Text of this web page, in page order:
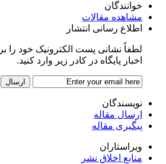
خوانندگان
مشاهده مقالات
اطلاع رسانی انتشار
لطفاً نشانی پست الکترونیک خود را
اخبار پایگاه در کادر زیر وارد کنید.
نویسندگان
ارسال مقاله
پیگیری مقاله
ویراستاران
منابع اخلاق نشر